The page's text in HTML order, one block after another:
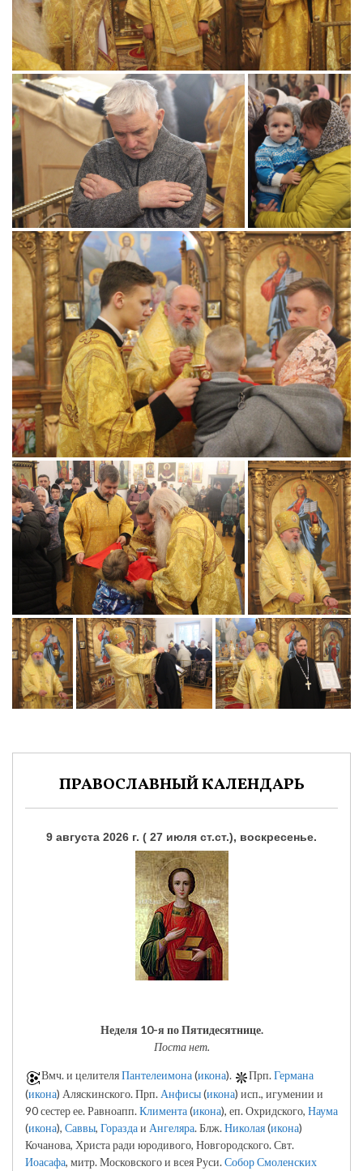
ПРАВОСЛАВНЫЙ КАЛЕНДАРЬ
9 августа 2026 г. ( 27 июля ст.ст.), воскресенье.
Неделя 10-я по Пятидесятнице.
Поста нет.
Вмч. и целителяПантелеимона(икона). Прп.Германа
(икона) Аляскинского. Прп.Анфисы(икона) исп., игумении и
90 сестер ее. Равноапп.Климента(икона), еп. Охридского, Наума
(икона), Саввы, Гораздаи Ангеляра. Блж.Николая(икона)
Кочанова, Христа ради юродивого, Новгородского. Свт.
Иоасафа, митр. Московского и всея Руси.Собор Смоленских